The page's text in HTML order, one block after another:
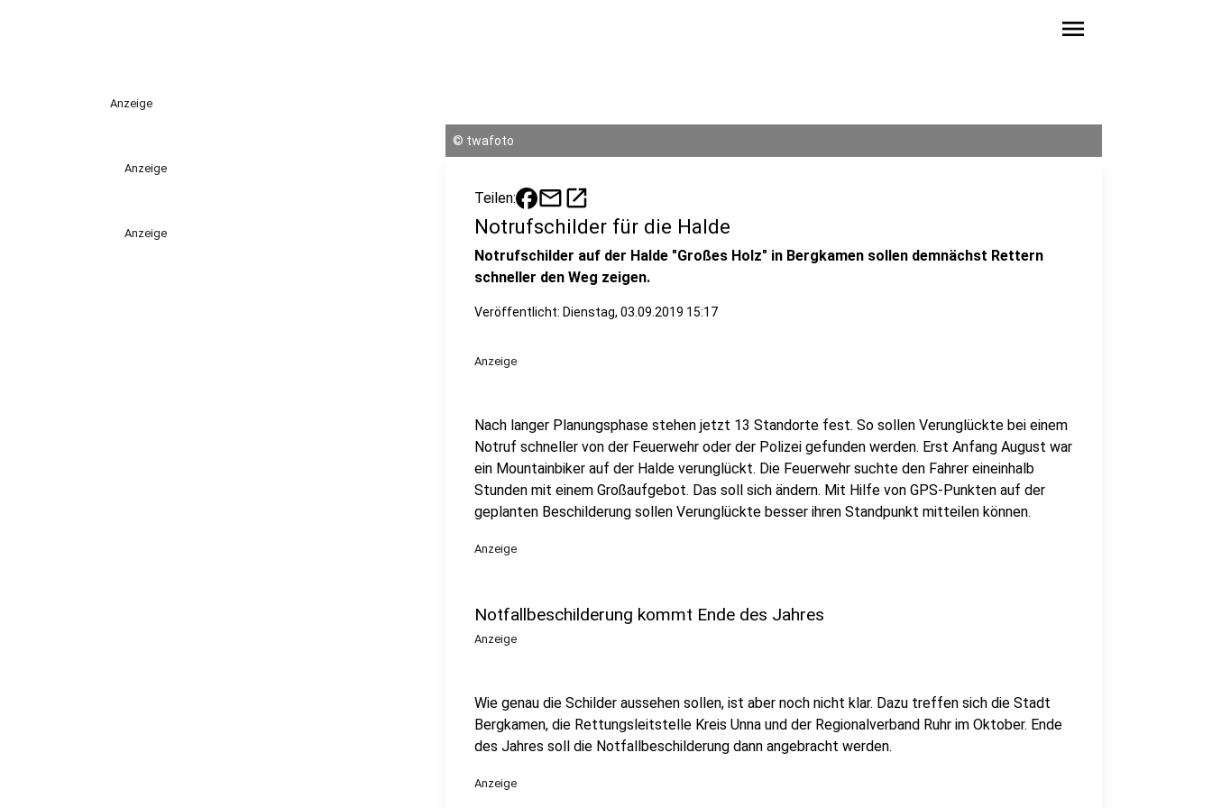
menu
Anzeige
Anzeige
Anzeige
© twafoto
Teilen: mailopen_in_new
Notrufschilder für die Halde
Notrufschilder auf der Halde "Großes Holz" in Bergkamen sollen demnächst Rettern
schneller den Weg zeigen.
Veröffentlicht: Dienstag, 03.09.2019 15:17
Anzeige
Nach langer Planungsphase stehen jetzt 13 Standorte fest. So sollen Verunglückte bei einem
Notruf schneller von der Feuerwehr oder der Polizei gefunden werden. Erst Anfang August war
ein Mountainbiker auf der Halde verunglückt. Die Feuerwehr suchte den Fahrer eineinhalb
Stunden mit einem Großaufgebot. Das soll sich ändern. Mit Hilfe von GPS-Punkten auf der
geplanten Beschilderung sollen Verunglückte besser ihren Standpunkt mitteilen können.
Anzeige
Notfallbeschilderung kommt Ende des Jahres
Anzeige
Wie genau die Schilder aussehen sollen, ist aber noch nicht klar. Dazu treffen sich die Stadt
Bergkamen, die Rettungsleitstelle Kreis Unna und der Regionalverband Ruhr im Oktober. Ende
des Jahres soll die Notfallbeschilderung dann angebracht werden.
Anzeige